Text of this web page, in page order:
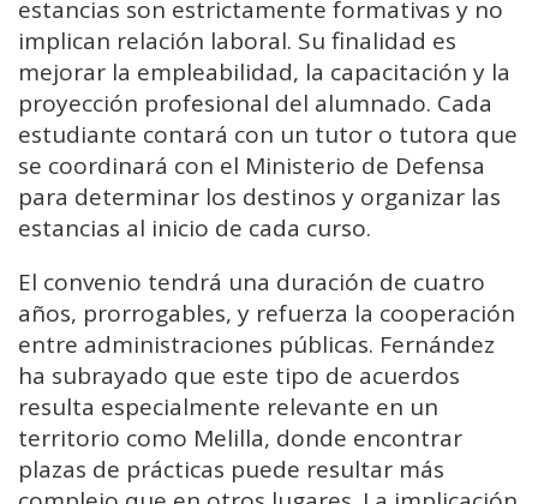
estancias son estrictamente formativas y no
implican relación laboral. Su finalidad es
mejorar la empleabilidad, la capacitación y la
proyección profesional del alumnado. Cada
estudiante contará con un tutor o tutora que
se coordinará con el Ministerio de Defensa
para determinar los destinos y organizar las
estancias al inicio de cada curso.
El convenio tendrá una duración de cuatro
años, prorrogables, y refuerza la cooperación
entre administraciones públicas. Fernández
ha subrayado que este tipo de acuerdos
resulta especialmente relevante en un
territorio como Melilla, donde encontrar
plazas de prácticas puede resultar más